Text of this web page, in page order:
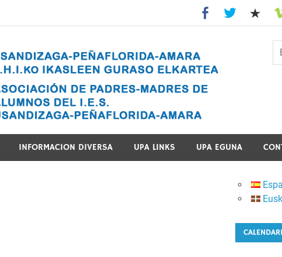
Asociación de Padres-Madres de Alumnos del I.E.S. Usandizaga-
INFORMACION DIVERSA UPA LINKS UPA EGUNA